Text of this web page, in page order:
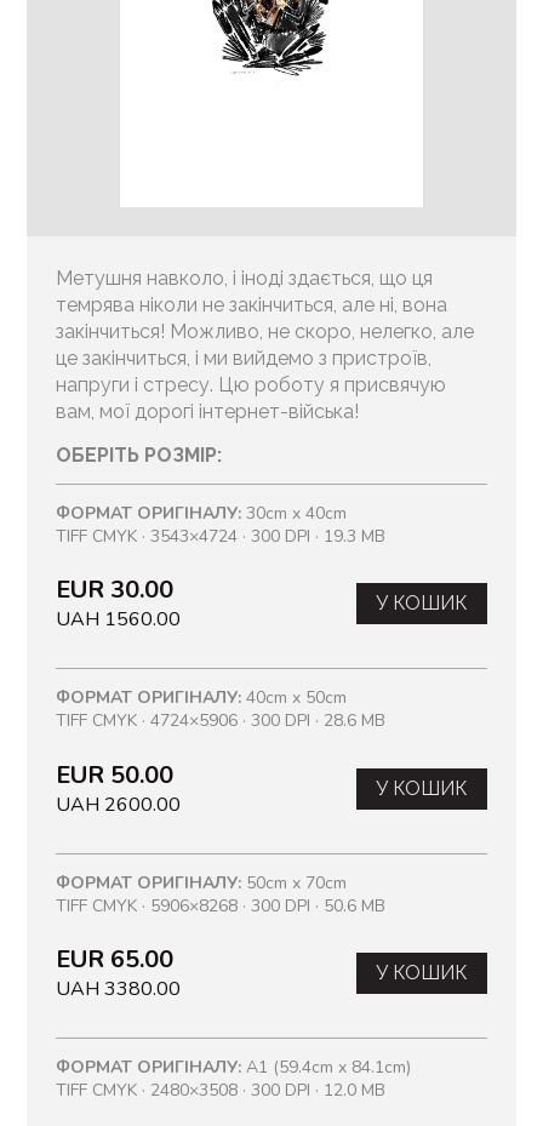
Метушня навколо, і іноді здається, що ця
темрява ніколи не закінчиться, але ні, вона
закінчиться! Можливо, не скоро, нелегко, але
це закінчиться, і ми вийдемо з пристроїв,
напруги і стресу. Цю роботу я присвячую
вам, мої дорогі інтернет-війська!
ОБЕРІТЬ РОЗМІР:
ФОРМАТ ОРИГІНАЛУ: 30cm x 40cm
TIFF CMYK · 3543×4724 · 300 DPI · 19.3 MB
EUR 30.00
UAH 1560.00
У КОШИК
ФОРМАТ ОРИГІНАЛУ: 40cm x 50cm
TIFF CMYK · 4724×5906 · 300 DPI · 28.6 MB
EUR 50.00
UAH 2600.00
У КОШИК
ФОРМАТ ОРИГІНАЛУ: 50cm x 70cm
TIFF CMYK · 5906×8268 · 300 DPI · 50.6 MB
EUR 65.00
UAH 3380.00
У КОШИК
ФОРМАТ ОРИГІНАЛУ: A1 (59.4cm x 84.1cm)
TIFF CMYK · 2480×3508 · 300 DPI · 12.0 MB